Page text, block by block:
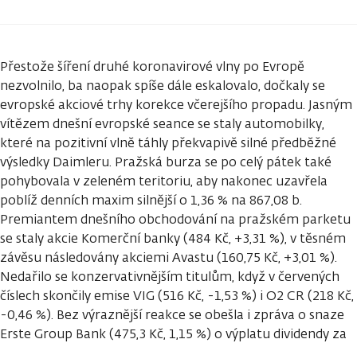
Přestože šíření druhé koronavirové vlny po Evropě
nezvolnilo, ba naopak spíše dále eskalovalo, dočkaly se
evropské akciové trhy korekce včerejšího propadu. Jasným
vítězem dnešní evropské seance se staly automobilky,
které na pozitivní vlně táhly překvapivě silné předběžné
výsledky Daimleru. Pražská burza se po celý pátek také
pohybovala v zeleném teritoriu, aby nakonec uzavřela
poblíž denních maxim silnější o 1,36 % na 867,08 b.
Premiantem dnešního obchodování na pražském parketu
se staly akcie Komerční banky (484 Kč, +3,31 %), v těsném
závěsu následovány akciemi Avastu (160,75 Kč, +3,01 %).
Nedařilo se konzervativnějším titulům, když v červených
číslech skončily emise VIG (516 Kč, -1,53 %) i O2 CR (218 Kč,
-0,46 %). Bez výraznější reakce se obešla i zpráva o snaze
Erste Group Bank (475,3 Kč, 1,15 %) o výplatu dividendy za